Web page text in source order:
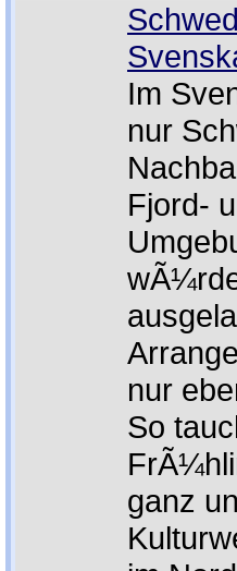
Im
nur
Fjord-
nur
So
ganz